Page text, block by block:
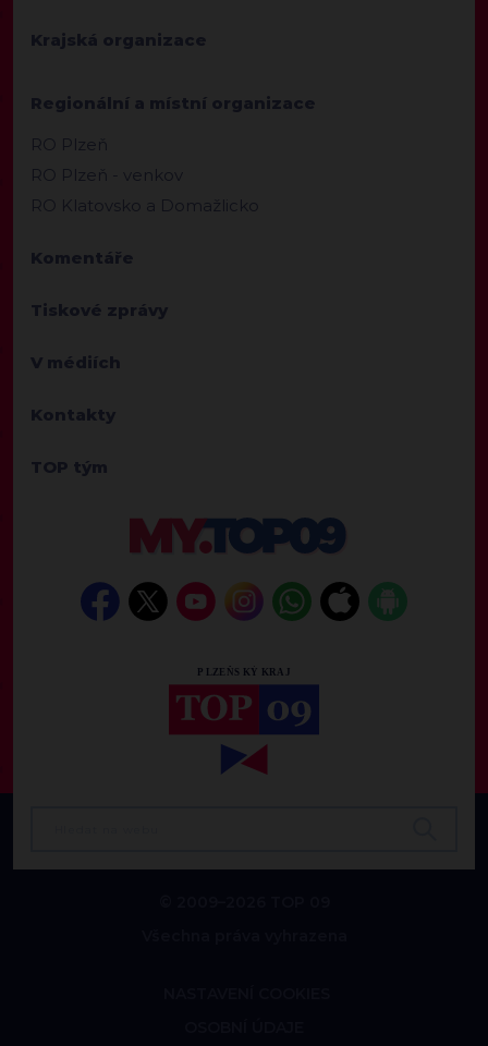
Krajská organizace
Regionální a místní organizace
RO Plzeň
RO Plzeň - venkov
RO Klatovsko a Domažlicko
Komentáře
Tiskové zprávy
V médiích
Kontakty
TOP tým